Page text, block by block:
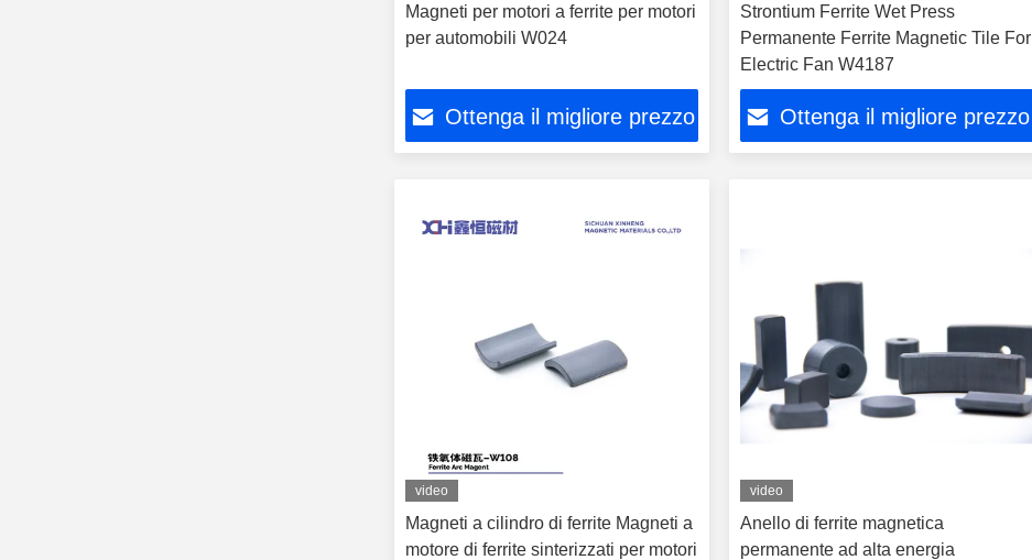
Magneti per motori a ferrite per motori
per automobili W024
Ottenga il migliore prezzo
Strontium Ferrite Wet Press
Permanente Ferrite Magnetic Tile For
Electric Fan W4187
Ottenga il migliore prezzo
video
Magneti a cilindro di ferrite Magneti a
motore di ferrite sinterizzati per motori
video
Anello di ferrite magnetica
permanente ad alta energia